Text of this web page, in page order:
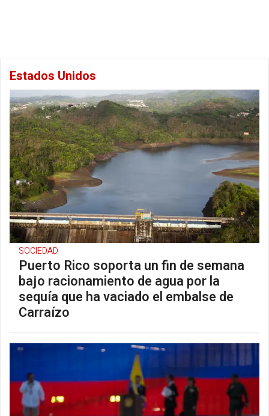
Estados Unidos
SOCIEDAD
Puerto Rico soporta un fin de semana
bajo racionamiento de agua por la
sequía que ha vaciado el embalse de
Carraízo